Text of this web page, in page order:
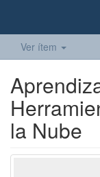
Ver ítem
la Nube